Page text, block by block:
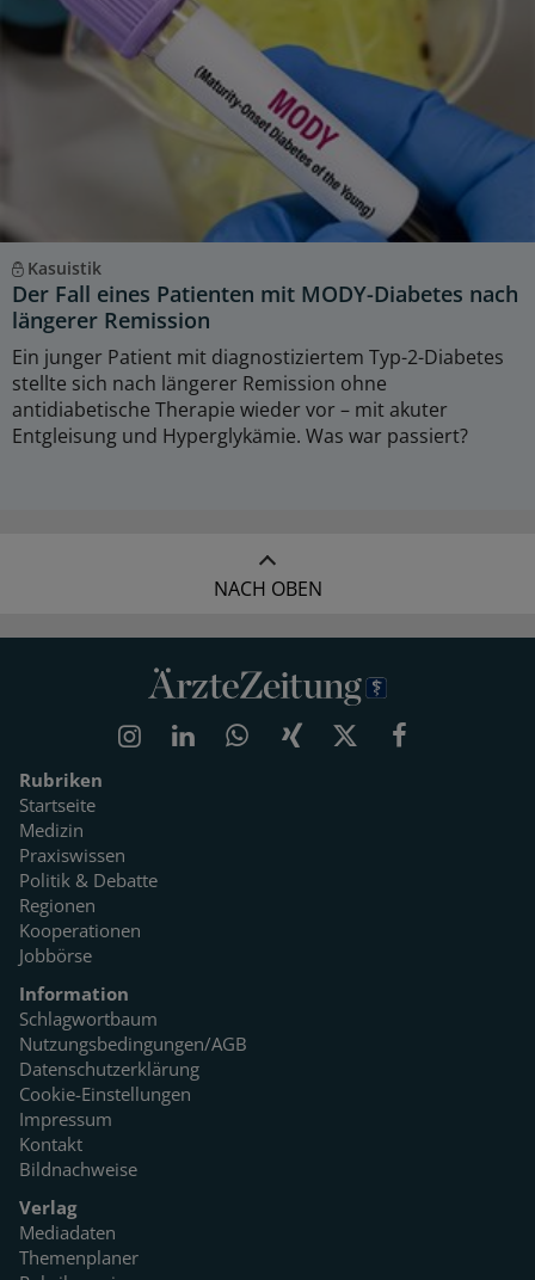
Kasuistik
Der Fall eines Patienten mit MODY-Diabetes nach
längerer Remission
Ein junger Patient mit diagnostiziertem Typ-2-Diabetes
stellte sich nach längerer Remission ohne
antidiabetische Therapie wieder vor – mit akuter
Entgleisung und Hyperglykämie. Was war passiert?
NACH OBEN
Rubriken
Startseite
Medizin
Praxiswissen
Politik & Debatte
Regionen
Kooperationen
Jobbörse
Information
Schlagwortbaum
Nutzungsbedingungen/AGB
Datenschutzerklärung
Cookie-Einstellungen
Impressum
Kontakt
Bildnachweise
Verlag
Mediadaten
Themenplaner